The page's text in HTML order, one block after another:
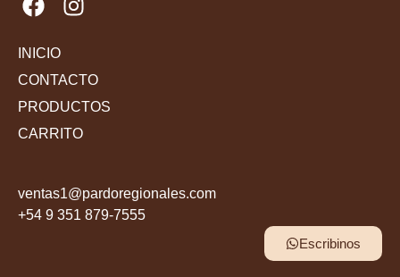
INICIO
CONTACTO
PRODUCTOS
CARRITO
ventas1@pardoregionales.com
+54 9 351 879-7555
Escribinos